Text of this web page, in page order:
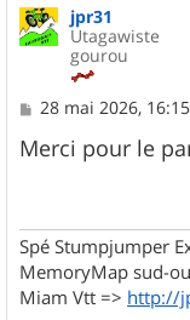
jpr31
Utagawiste
gourou
M
s
s
28 mai 2026, 16:15
Merci pour le
Spé Stumpjumper
MemoryMap sud-
Miam Vtt => http://